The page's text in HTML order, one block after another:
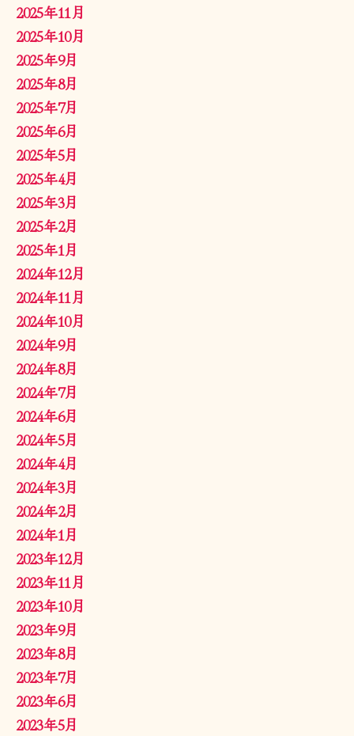
2025年11月
2025年10月
2025年9月
2025年8月
2025年7月
2025年6月
2025年5月
2025年4月
2025年3月
2025年2月
2025年1月
2024年12月
2024年11月
2024年10月
2024年9月
2024年8月
2024年7月
2024年6月
2024年5月
2024年4月
2024年3月
2024年2月
2024年1月
2023年12月
2023年11月
2023年10月
2023年9月
2023年8月
2023年7月
2023年6月
2023年5月